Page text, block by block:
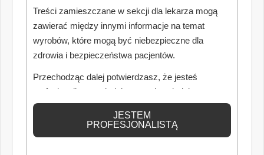
Treści zamieszczane w sekcji dla lekarza mogą
zawierać między innymi informacje na temat
wyrobów, które mogą być niebezpieczne dla
zdrowia i bezpieczeństwa pacjentów.
Przechodząc dalej potwierdzasz, że jesteś
profesjonalistą posiadającym odpowiednią
wiedzę medyczną.
JESTEM
PROFESJONALISTĄ